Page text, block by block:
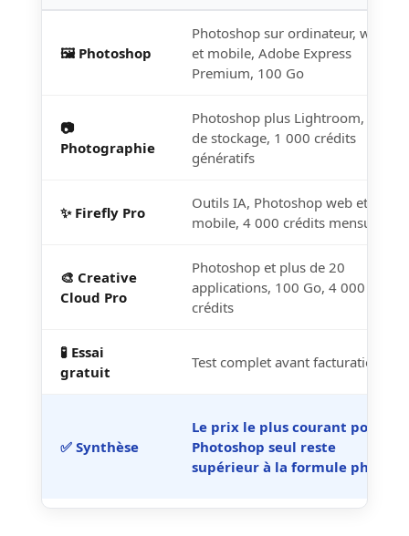
🖼️ Photoshop
Photoshop sur ordinateur, web
et mobile, Adobe Express
Premium, 100 Go
📷
Photographie
Photoshop plus Lightroom, 1 To
de stockage, 1 000 crédits
génératifs
✨ Firefly Pro
Outils IA, Photoshop web et
mobile, 4 000 crédits mensuels
🎨 Creative
Cloud Pro
Photoshop et plus de 20
applications, 100 Go, 4 000
crédits
🧪 Essai
gratuit
Test complet avant facturation
✅ Synthèse
Le prix le plus courant pour
Photoshop seul reste
supérieur à la formule photo